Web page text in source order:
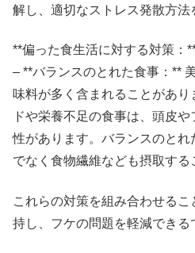
解し、適切なストレス発散方法
**偏った食生活に対する対策：
– **バランスのとれた食事：**
味料が多く含まれることがあ
ドや栄養不足の食事は、頭皮
性があります。バランスのと
でなく食物繊維なども摂取する
これらの対策を組み合わせる
持し、フケの問題を軽減できる